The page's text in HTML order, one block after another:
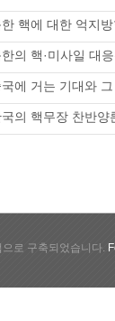
한 핵에 대한 억지
한의 핵·미사일 대
국에 거는 기대와 그
국의 핵무장 찬반양
로 구축되었습니다.